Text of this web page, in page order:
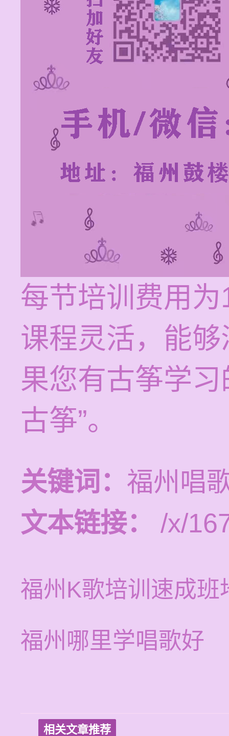
每节培训费用
课程灵活，能
果您有古筝学
古筝”。
关键词： 福州唱
文本链接：
/x/
福州K歌培训速成班
福州哪里学唱歌好
相关文章推荐